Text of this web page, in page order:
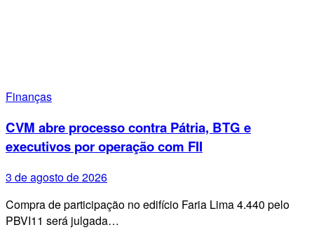
Finanças
CVM abre processo contra Pátria, BTG e
executivos por operação com FII
3 de agosto de 2026
Compra de participação no edifício Faria Lima 4.440 pelo
PBVI11 será julgada…